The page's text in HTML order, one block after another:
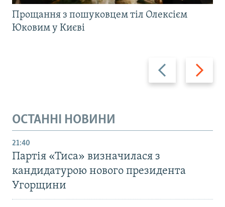
Назад Вперед
Прощання з пошуковцем тіл Олексієм
Юковим у Києві
ОСТАННІ НОВИНИ
21:40
Партія «Тиса» визначилася з
кандидатурою нового президента
Угорщини